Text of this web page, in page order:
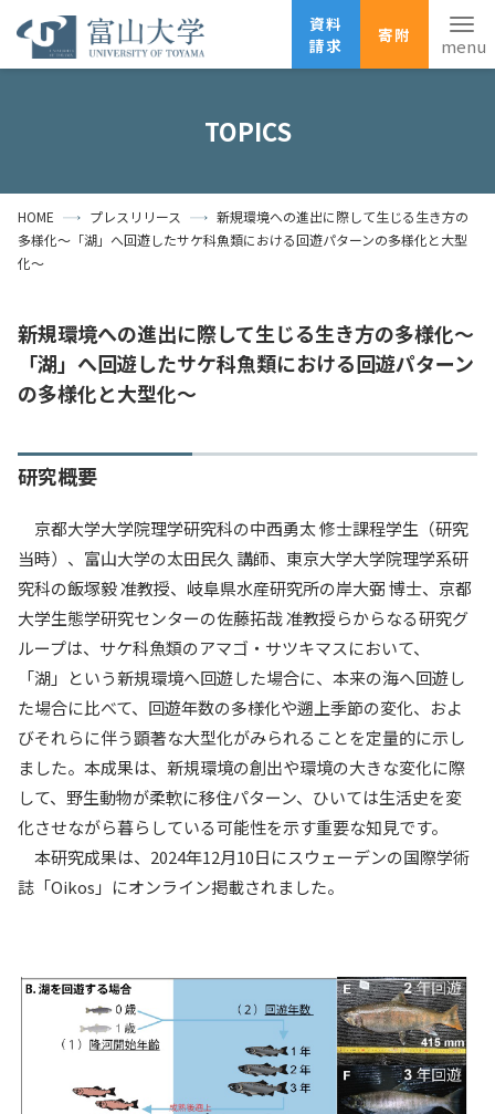
資料
請求
寄附
資料請求
寄附
広報刊行物
卒業生の方 在学生の方 教職員の方
学部・大学院・施設
入試情報
教育・学生支援
研究・産学官連携
国際交流・留学
TOPICS
HOME プレスリリース
新規環境への進出に際して⽣じる⽣き⽅の
多様化〜「湖」へ回遊したサケ科⿂類における回遊パターンの多様化と⼤型
化〜
新規環境への進出に際して⽣じる⽣き⽅の多様化〜
「湖」へ回遊したサケ科⿂類における回遊パターン
の多様化と⼤型化〜
研究概要
京都大学大学院理学研究科の中西勇太 修士課程学生（研究
当時）、富山大学の太田民久 講師、東京大学大学院理学系研
究科の飯塚毅 准教授、岐阜県水産研究所の岸大弼 博士、京都
大学生態学研究センターの佐藤拓哉 准教授らからなる研究グ
ループは、サケ科魚類のアマゴ・サツキマスにおいて、
「湖」という新規環境へ回遊した場合に、本来の海へ回遊し
た場合に比べて、回遊年数の多様化や遡上季節の変化、およ
びそれらに伴う顕著な大型化がみられることを定量的に示し
ました。本成果は、新規環境の創出や環境の大きな変化に際
して、野生動物が柔軟に移住パターン、ひいては生活史を変
化させながら暮らしている可能性を示す重要な知見です。
本研究成果は、2024年12月10日にスウェーデンの国際学術
誌「Oikos」にオンライン掲載されました。